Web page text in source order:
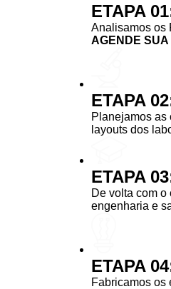
ETAPA
Analisamos os
AGENDE SUA
ETAPA
Planejamos as
layouts dos
ETAPA
De volta com
engenharia e
ETAPA
Fabricamos os